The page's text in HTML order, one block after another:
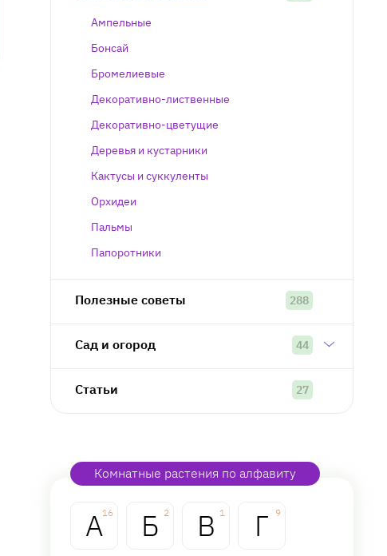
Ампельные
Бонсай
Бромелиевые
Декоративно-лиственные
Декоративно-цветущие
Деревья и кустарники
Кактусы и суккуленты
Орхидеи
Пальмы
Папоротники
Полезные советы 288
Сад и огород 44
Статьи 27
Комнатные растения по алфавиту
А16 Б 2 В 1 Г 9